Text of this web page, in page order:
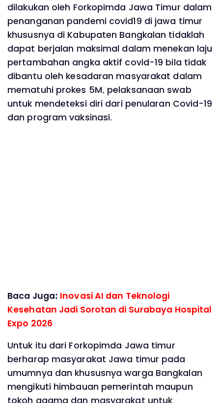
dilakukan oleh Forkopimda Jawa Timur dalam
penanganan pandemi covid19 di jawa timur
khususnya di Kabupaten Bangkalan tidaklah
dapat berjalan maksimal dalam menekan laju
pertambahan angka aktif covid-19 bila tidak
dibantu oleh kesadaran masyarakat dalam
mematuhi prokes 5M, pelaksanaan swab
untuk mendeteksi diri dari penularan Covid-19
dan program vaksinasi.
Baca Juga: Inovasi AI dan Teknologi
Kesehatan Jadi Sorotan di Surabaya Hospital
Expo 2026
Untuk itu dari Forkopimda Jawa timur
berharap masyarakat Jawa timur pada
umumnya dan khususnya warga Bangkalan
mengikuti himbauan pemerintah maupun